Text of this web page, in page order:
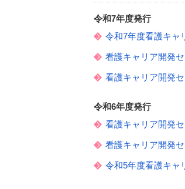
令和7年度発行
令和7年度看護キャ
看護キャリア開発
看護キャリア開発
令和6年度発行
看護キャリア開発
看護キャリア開発
令和5年度看護キャ